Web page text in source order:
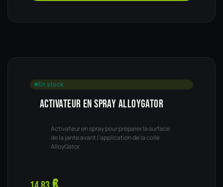
En stock
ACTIVATEUR EN SPRAY ALLOYGATOR
Activateur en spray pour préparer la surface
de la jante avant l'application de la colle
AlloyGator.